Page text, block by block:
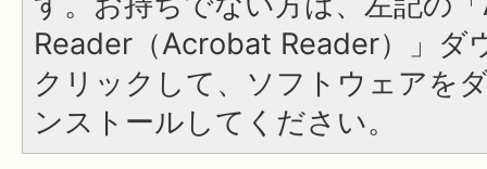
Reader（Acrobat Reader）」ダ
クリックして、ソフトウェアを
ンストールしてください。